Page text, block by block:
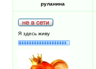
руланина
Я здесь живу